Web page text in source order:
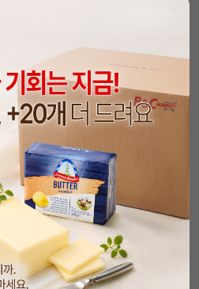
담기
에스프레소 업소용 전자동 커피
머신
15% 25,300,000
29,900,000원